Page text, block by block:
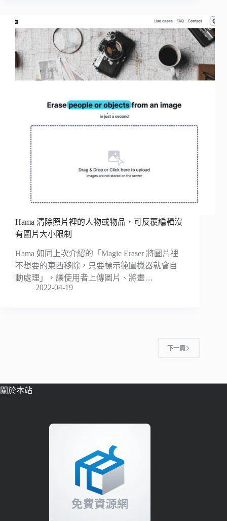
Hama 清除照片裡的人物或物品，可反覆編輯沒
有圖片大小限制
Hama 如同上次介紹的「Magic Eraser 將圖片裡
不想要的東西移除，只要標示範圍機器就會自
動處理」，讓使用者上傳圖片、將畫…
2022-04-19
下一頁
關於本站